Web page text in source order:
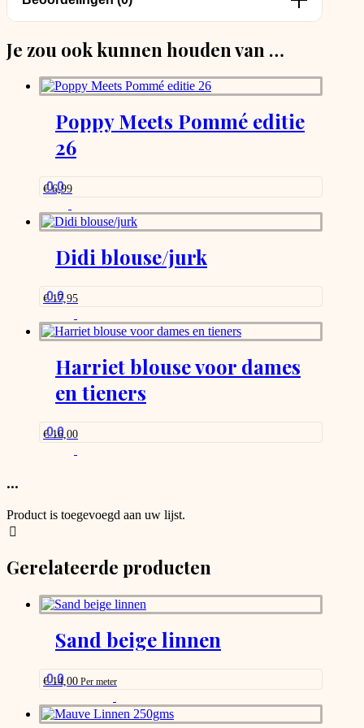
Je zou ook kunnen houden van …
Poppy Meets Pommé editie
26
0.0
€6,99
Didi blouse/jurk
0.0
€17,95
Harriet blouse voor dames
en tieners
0.0
€16,00
...
Product is toegevoegd aan uw lijst.
Gerelateerde producten
Sand beige linnen
0.0
€14,00 Per meter
product
has